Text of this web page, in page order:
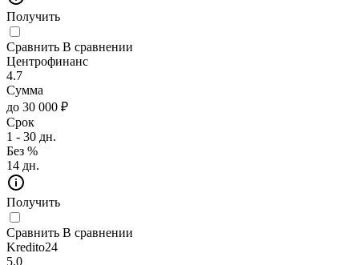
Получить
Сравнить В сравнении
Центрофинанс
4.7
Сумма
до 30 000 ₽
Срок
1 - 30 дн.
Без %
14 дн.
Получить
Сравнить В сравнении
Kredito24
5.0